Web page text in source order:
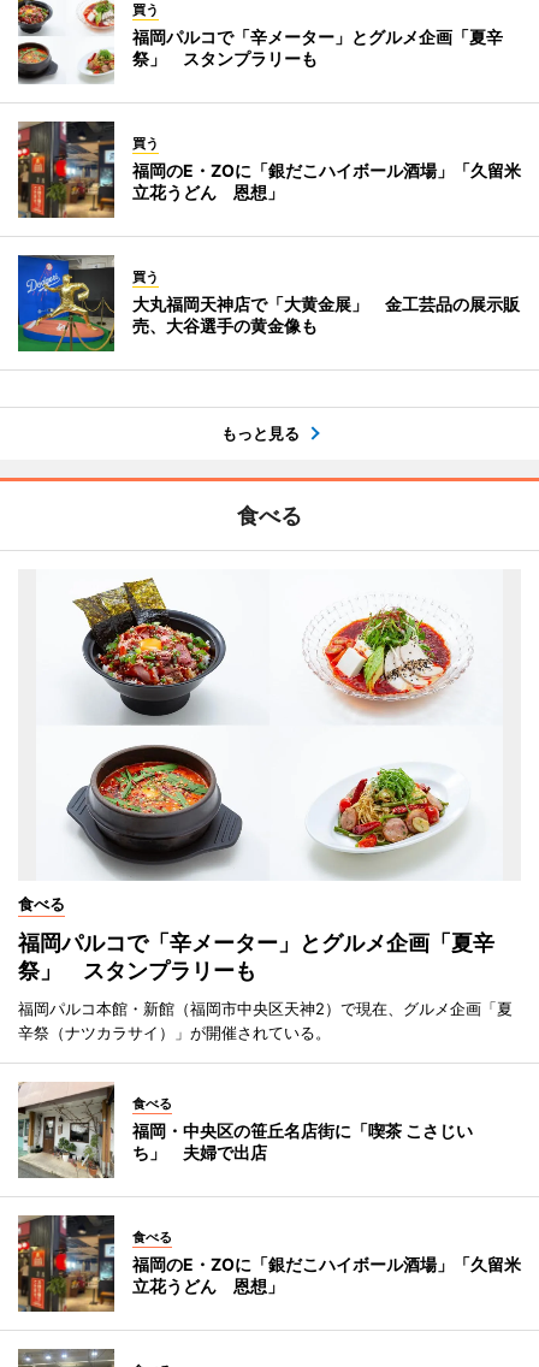
買う
福岡パルコで「辛メーター」とグルメ企画「夏辛
祭」 スタンプラリーも
買う
福岡のE・ZOに「銀だこハイボール酒場」「久留米
立花うどん 恩想」
買う
大丸福岡天神店で「大黄金展」 金工芸品の展示販
売、大谷選手の黄金像も
もっと見る
食べる
食べる
福岡パルコで「辛メーター」とグルメ企画「夏辛
祭」 スタンプラリーも
福岡パルコ本館・新館（福岡市中央区天神2）で現在、グルメ企画「夏
辛祭（ナツカラサイ）」が開催されている。
食べる
福岡・中央区の笹丘名店街に「喫茶 こさじい
ち」 夫婦で出店
食べる
福岡のE・ZOに「銀だこハイボール酒場」「久留米
立花うどん 恩想」